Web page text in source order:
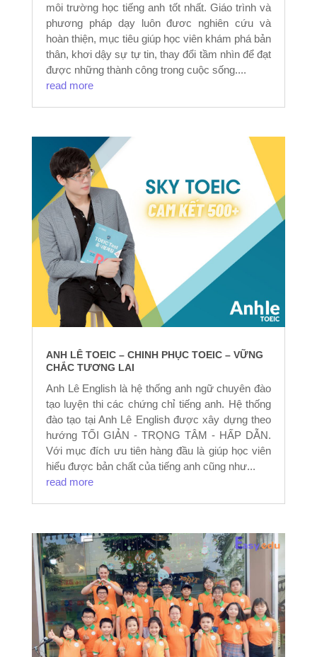
môi trường học tiếng anh tốt nhất. Giáo trình và
phương pháp dạy luôn đươc nghiên cứu và
hoàn thiện, mục tiêu giúp học viên khám phá bản
thân, khơi dậy sự tự tin, thay đổi tầm nhìn để đạt
được những thành công trong cuộc sống....
read more
ANH LÊ TOEIC – CHINH PHỤC TOEIC – VỮNG
CHẮC TƯƠNG LAI
Anh Lê English là hệ thống anh ngữ chuyên đào
tạo luyện thi các chứng chỉ tiếng anh. Hệ thống
đào tạo tại Anh Lê English được xây dựng theo
hướng TỐI GIẢN - TRỌNG TÂM - HẤP DẪN.
Với mục đích ưu tiên hàng đầu là giúp học viên
hiểu được bản chất của tiếng anh cũng như...
read more